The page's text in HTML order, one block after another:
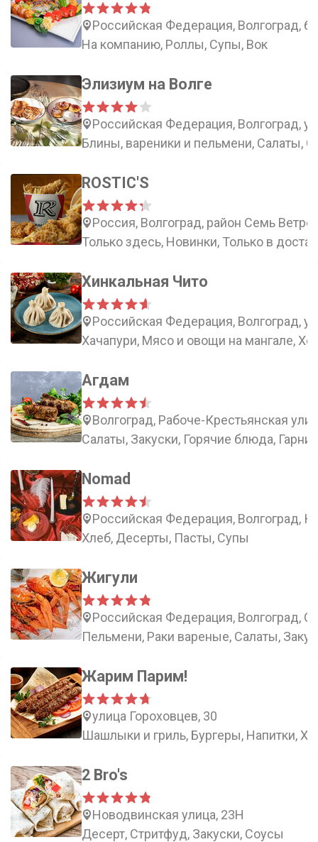
Российская Федерация, Волгоград,
На компанию, Роллы, Супы, Вок
Элизиум на Волге
Российская Федерация, Волгоград,
Блины, вареники и пельмени, Салаты,
ROSTIC'S
Россия, Волгоград, район Семь
Только здесь, Новинки, Только в
Хинкальная Чито
Российская Федерация, Волгоград,
Хачапури, Мясо и овощи на мангале,
Агдам
Волгоград, Рабоче-Крестьянская
Салаты, Закуски, Горячие блюда,
Nomad
Российская Федерация, Волгоград,
Хлеб, Десерты, Пасты, Супы
Жигули
Российская Федерация, Волгоград,
Пельмени, Раки вареные, Салаты,
Жарим Парим!
улица Гороховцев, 30
Шашлыки и гриль, Бургеры, Напитки,
2 Bro's
Новодвинская улица, 23Н
Десерт, Стритфуд, Закуски, Соусы